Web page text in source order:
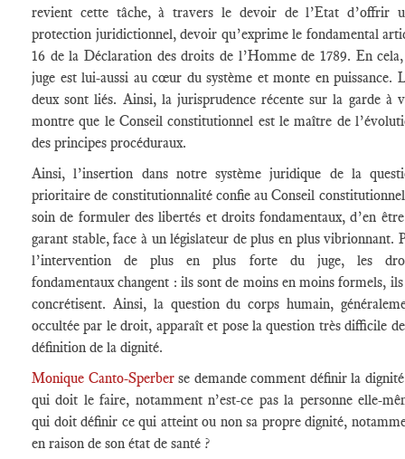
revient cette tâche, à travers le devoir de l’Etat d’offrir
protection juridictionnel, devoir qu’exprime le fondamental
16 de la Déclaration des droits de l’Homme de 1789. En
juge est lui-aussi au cœur du système et monte en puissance.
deux sont liés. Ainsi, la jurisprudence récente sur la garde à
montre que le Conseil constitutionnel est le maître de
des principes procéduraux.
Ainsi, l’insertion dans notre système juridique de la
prioritaire de constitutionnalité confie au Conseil
soin de formuler des libertés et droits fondamentaux, d’en
garant stable, face à un législateur de plus en plus vibrionnant.
l’intervention de plus en plus forte du juge, les
fondamentaux changent : ils sont de moins en moins formels, ils
concrétisent. Ainsi, la question du corps humain,
occultée par le droit, apparaît et pose la question très difficile
définition de la dignité.
Monique Canto-Sperber se demande comment définir la
qui doit le faire, notamment n’est-ce pas la personne elle-
qui doit définir ce qui atteint ou non sa propre dignité,
en raison de son état de santé ?